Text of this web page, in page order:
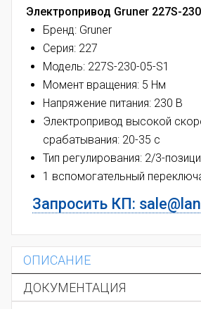
Электропривод Gruner 227S-
Бренд: Gruner
Серия: 227
Модель: 227S-230-05-S1
Момент вращения: 5 Нм
Напряжение питания: 230 В
Электропривод высокой
срабатывания: 20-35 с
Тип регулирования: 2/3-
1 вспомогательный
Запросить КП:
ОПИСАНИЕ
ДОКУМЕНТАЦИЯ